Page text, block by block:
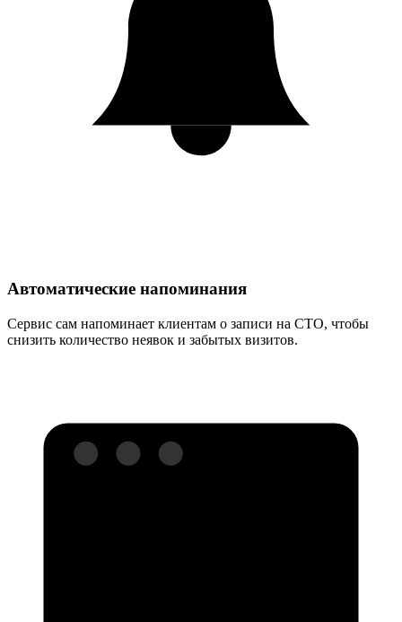
Автоматические напоминания
Сервис сам напоминает клиентам о записи на СТО, чтобы
снизить количество неявок и забытых визитов.